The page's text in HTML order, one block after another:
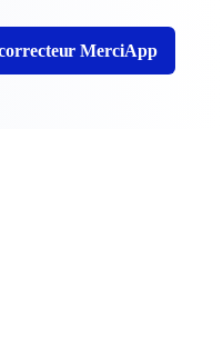
MerciApp